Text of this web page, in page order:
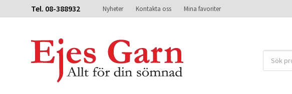
Tel. 08-388932 Nyheter Kontakta oss Mina favoriter